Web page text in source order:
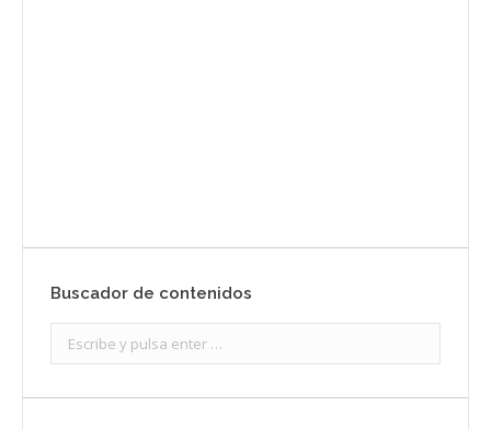
Buscador de contenidos